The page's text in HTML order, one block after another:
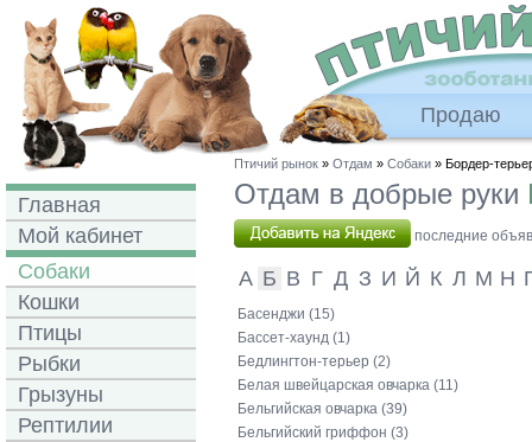
Продаю
Главная
Мой кабинет
Собаки
Кошки
Птицы
Рыбки
Грызуны
Рептилии
Птичий рынок » Отдам » Собаки » Бордер-
Отдам в добрые руки
последние
А Б В Г Д З И Й К Л М Н
Басенджи (15)
Бассет-хаунд (1)
Бедлингтон-терьер (2)
Белая швейцарская овчарка (11)
Бельгийская овчарка (39)
Бельгийский гриффон (3)